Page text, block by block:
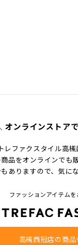
オンラインストア
トレファクスタイル高槻
品をオンラインでも
ありますので、気に
ファッションアイテムを
高槻西冠店の商品